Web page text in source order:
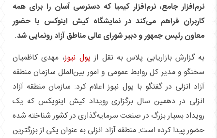
نرم‌افزار جامع، نرم‌افزار کیمیا که دسترسی آسان را برای همه
کاربران فراهم می‌کند در نمایشگاه کیش اینوکس با حضور
معاون رئیس جمهور و دبیر شورای عالی مناطق آزاد رونمایی شد.
به گزارش بازاریابی پلاس به نقل از پول نیوز، مهدی کاظمیان
سخنگو و مدیر کل روابط عمومی و امور بین‌الملل سازمان منطقه
آزاد انزلی در گفتگو با پول نیوز اعلام کرد: سازمان منطقه آزاد
انزلی در دهمین سال برگزاری رویداد کیش اینویکس که یک
رویداد بسیار بزرگ در صنعت سرمایه‌گذاری در کشور شناخته شده
حضور پیدا کرده است. منطقه آزاد انزلی به عنوان یکی از بزرگترین